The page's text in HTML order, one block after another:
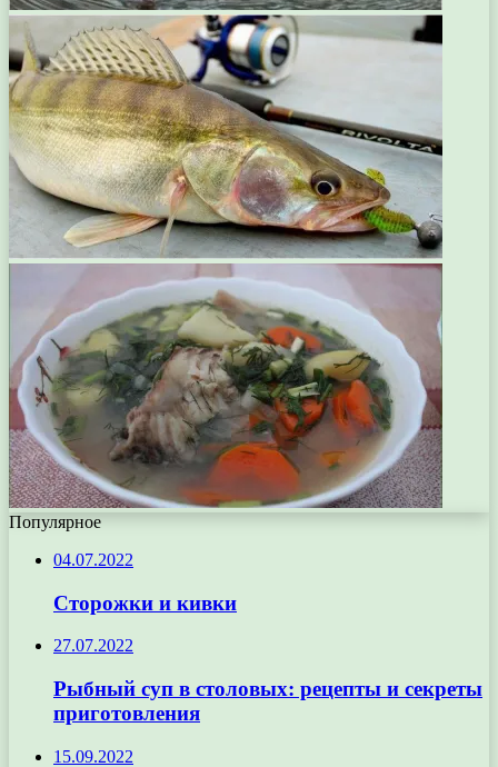
Популярное
04.07.2022
Сторожки и кивки
27.07.2022
Рыбный суп в столовых: рецепты и секреты
приготовления
15.09.2022